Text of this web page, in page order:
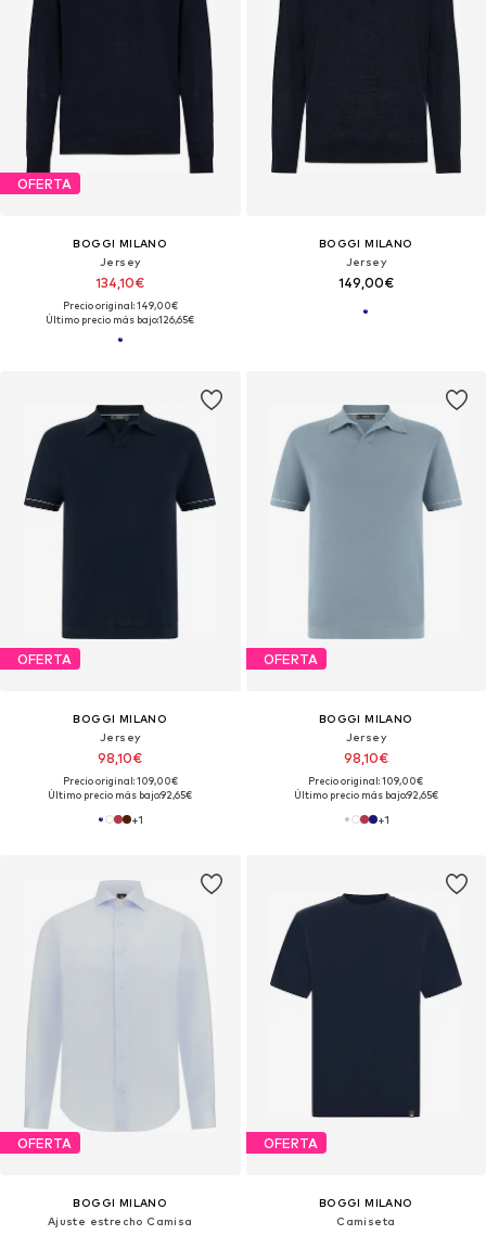
OFERTA
BOGGI MILANO
Jersey
134,10€
Precio original: 149,00€
Último precio más bajo:126,65€
BOGGI MILANO
Jersey
149,00€
OFERTA
BOGGI MILANO
Jersey
98,10€
Precio original: 109,00€
Último precio más bajo:92,65€
+1
OFERTA
BOGGI MILANO
Jersey
98,10€
Precio original: 109,00€
Último precio más bajo:92,65€
+1
OFERTA
BOGGI MILANO
Ajuste estrecho Camisa
OFERTA
BOGGI MILANO
Camiseta